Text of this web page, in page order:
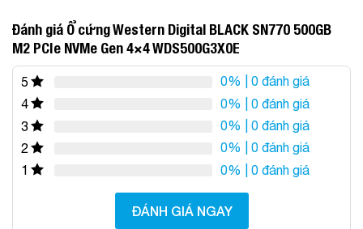
Đánh giá Ổ cứng Western Digital BLACK SN770 500GB
M2 PCIe NVMe Gen 4×4 WDS500G3X0E
5 0% | 0 đánh giá
4
0% | 0 đánh giá
3
0% | 0 đánh giá
2
0% | 0 đánh giá
1
0% | 0 đánh giá
ĐÁNH GIÁ NGAY